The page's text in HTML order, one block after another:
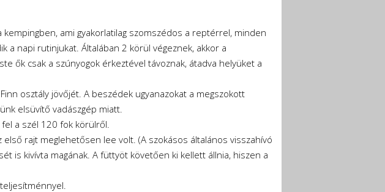
ami gyakorlatilag szomszédos a reptérrel, minden
a napi rutinjukat. Általában 2 körül végeznek, akkor a
ők csak a szúnyogok érkeztével távoznak, átadva helyüket a
osztály jövőjét. A beszédek ugyanazokat a megszokott
elsüvítő vadászgép miatt.
a szél 120 fok körülről.
rajt meglehetősen lee volt. (A szokásos általános visszahívó
is kivívta magának. A füttyöt követően ki kellett állnia, hiszen a